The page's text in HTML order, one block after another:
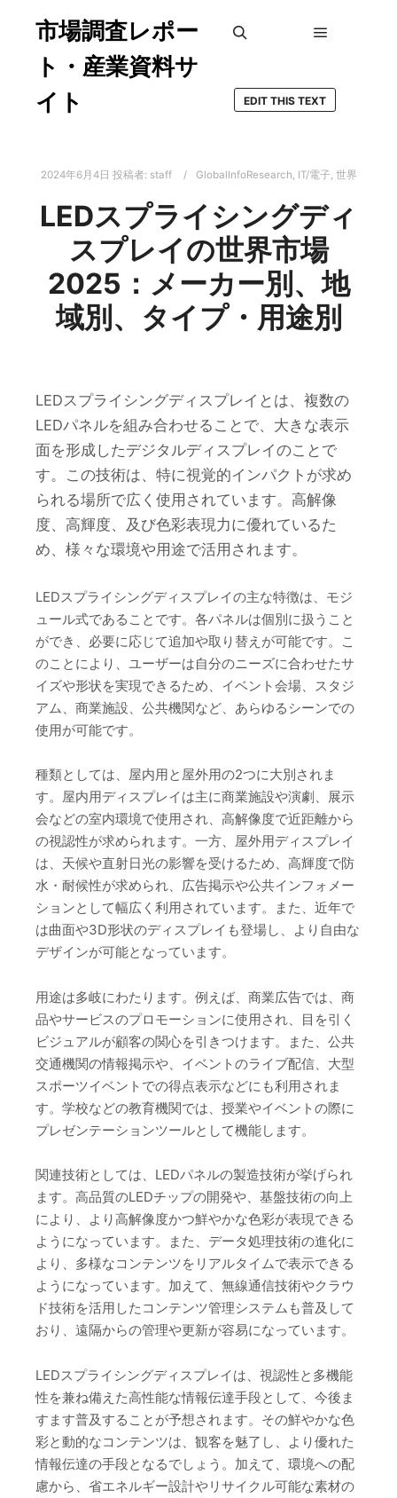
市場調査レポー
ト・産業資料サ
イト
EDIT THIS TEXT
2024年6月4日 投稿者: staff GlobalInfoResearch, IT/電子, 世界
LEDスプライシングディ
スプレイの世界市場
2025：メーカー別、地
域別、タイプ・用途別
LEDスプライシングディスプレイとは、複数の
LEDパネルを組み合わせることで、大きな表示
面を形成したデジタルディスプレイのことで
す。この技術は、特に視覚的インパクトが求め
られる場所で広く使用されています。高解像
度、高輝度、及び色彩表現力に優れているた
め、様々な環境や用途で活用されます。
LEDスプライシングディスプレイの主な特徴は、モジ
ュール式であることです。各パネルは個別に扱うこと
ができ、必要に応じて追加や取り替えが可能です。こ
のことにより、ユーザーは自分のニーズに合わせたサ
イズや形状を実現できるため、イベント会場、スタジ
アム、商業施設、公共機関など、あらゆるシーンでの
使用が可能です。
種類としては、屋内用と屋外用の2つに大別されま
す。屋内用ディスプレイは主に商業施設や演劇、展示
会などの室内環境で使用され、高解像度で近距離から
の視認性が求められます。一方、屋外用ディスプレイ
は、天候や直射日光の影響を受けるため、高輝度で防
水・耐候性が求められ、広告掲示や公共インフォメー
ションとして幅広く利用されています。また、近年で
は曲面や3D形状のディスプレイも登場し、より自由な
デザインが可能となっています。
用途は多岐にわたります。例えば、商業広告では、商
品やサービスのプロモーションに使用され、目を引く
ビジュアルが顧客の関心を引きつけます。また、公共
交通機関の情報掲示や、イベントのライブ配信、大型
スポーツイベントでの得点表示などにも利用されま
す。学校などの教育機関では、授業やイベントの際に
プレゼンテーションツールとして機能します。
関連技術としては、LEDパネルの製造技術が挙げられ
ます。高品質のLEDチップの開発や、基盤技術の向上
により、より高解像度かつ鮮やかな色彩が表現できる
ようになっています。また、データ処理技術の進化に
より、多様なコンテンツをリアルタイムで表示できる
ようになっています。加えて、無線通信技術やクラウ
ド技術を活用したコンテンツ管理システムも普及して
おり、遠隔からの管理や更新が容易になっています。
LEDスプライシングディスプレイは、視認性と多機能
性を兼ね備えた高性能な情報伝達手段として、今後ま
すます普及することが予想されます。その鮮やかな色
彩と動的なコンテンツは、観客を魅了し、より優れた
情報伝達の手段となるでしょう。加えて、環境への配
慮から、省エネルギー設計やリサイクル可能な素材の